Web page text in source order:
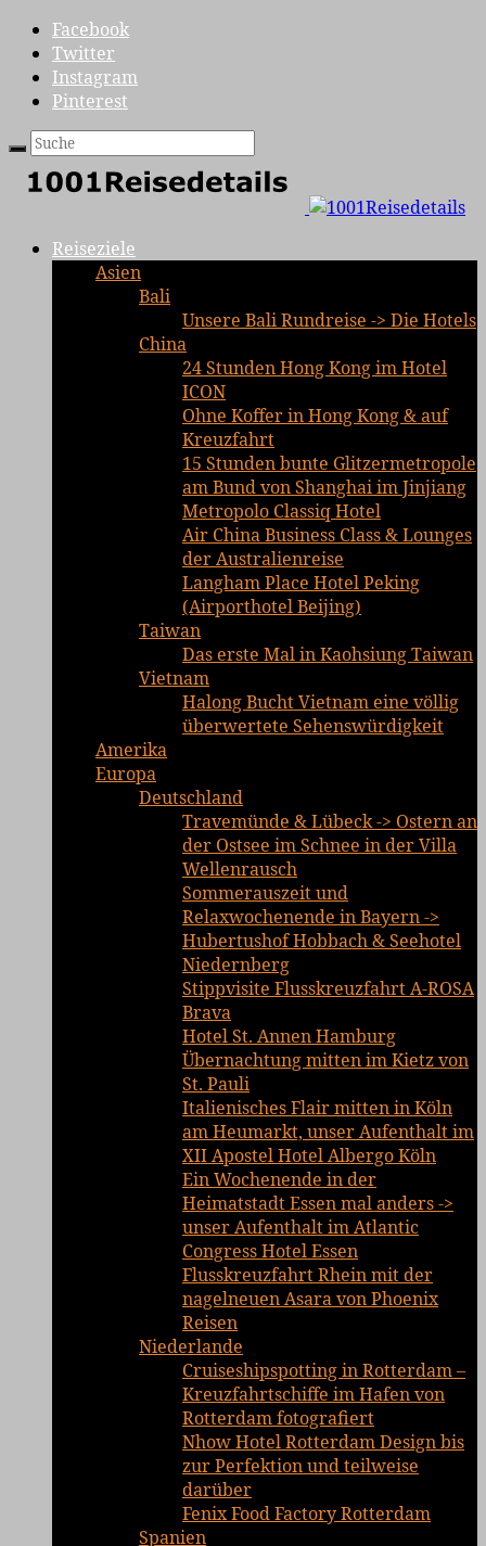
Facebook
Twitter
Instagram
Pinterest
Reiseziele
Asien
Bali
Unsere Bali Rundreise -> Die Hotels
China
24 Stunden Hong Kong im Hotel
ICON
Ohne Koffer in Hong Kong & auf
Kreuzfahrt
15 Stunden bunte Glitzermetropole
am Bund von Shanghai im Jinjiang
Metropolo Classiq Hotel
Air China Business Class & Lounges
der Australienreise
Langham Place Hotel Peking
(Airporthotel Beijing)
Taiwan
Das erste Mal in Kaohsiung Taiwan
Vietnam
Halong Bucht Vietnam eine völlig
überwertete Sehenswürdigkeit
Amerika
Europa
Deutschland
Travemünde & Lübeck -> Ostern an
der Ostsee im Schnee in der Villa
Wellenrausch
Sommerauszeit und
Relaxwochenende in Bayern ->
Hubertushof Hobbach & Seehotel
Niedernberg
Stippvisite Flusskreuzfahrt A-ROSA
Brava
Hotel St. Annen Hamburg
Übernachtung mitten im Kietz von
St. Pauli
Italienisches Flair mitten in Köln
am Heumarkt, unser Aufenthalt im
XII Apostel Hotel Albergo Köln
Ein Wochenende in der
Heimatstadt Essen mal anders ->
unser Aufenthalt im Atlantic
Congress Hotel Essen
Flusskreuzfahrt Rhein mit der
nagelneuen Asara von Phoenix
Reisen
Niederlande
Cruiseshipspotting in Rotterdam –
Kreuzfahrtschiffe im Hafen von
Rotterdam fotografiert
Nhow Hotel Rotterdam Design bis
zur Perfektion und teilweise
darüber
Fenix Food Factory Rotterdam
Spanien